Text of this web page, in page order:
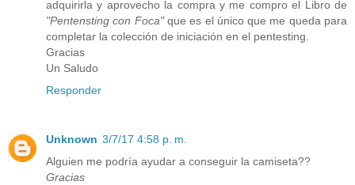
adquirirla y aprovecho la compra y me compro el Libro de
"Pentensting con Foca"que es el único que me queda para
completar la colección de iniciación en el pentesting.
Gracias
Un Saludo
Responder
Unknown 3/7/17 4:58 p. m.
Alguien me podría ayudar a conseguir la camiseta??
Gracias